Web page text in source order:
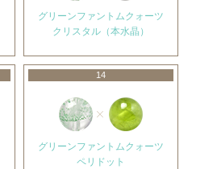
グリーンファントムクォーツ
クリスタル（本水晶）
14
グリーンファントムクォーツ
ペリドット